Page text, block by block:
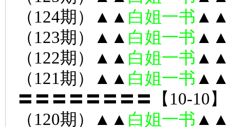
（124期）▲▲ 白姐一书 ▲▲
（123期）▲▲ 白姐一书 ▲▲
（122期）▲▲ 白姐一书 ▲▲
（121期）▲▲ 白姐一书 ▲▲
〓〓〓〓〓〓〓〓【10-10】
（120期）▲▲ 白姐一书 ▲▲